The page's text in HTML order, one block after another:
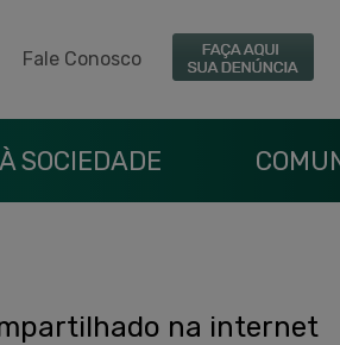
Fale Conosco
À SOCIEDADE
na internet